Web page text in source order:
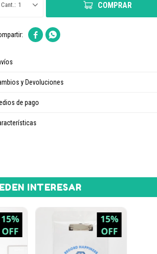
1 COMPRAR
 
y Devoluciones
de pago
INTERESAR